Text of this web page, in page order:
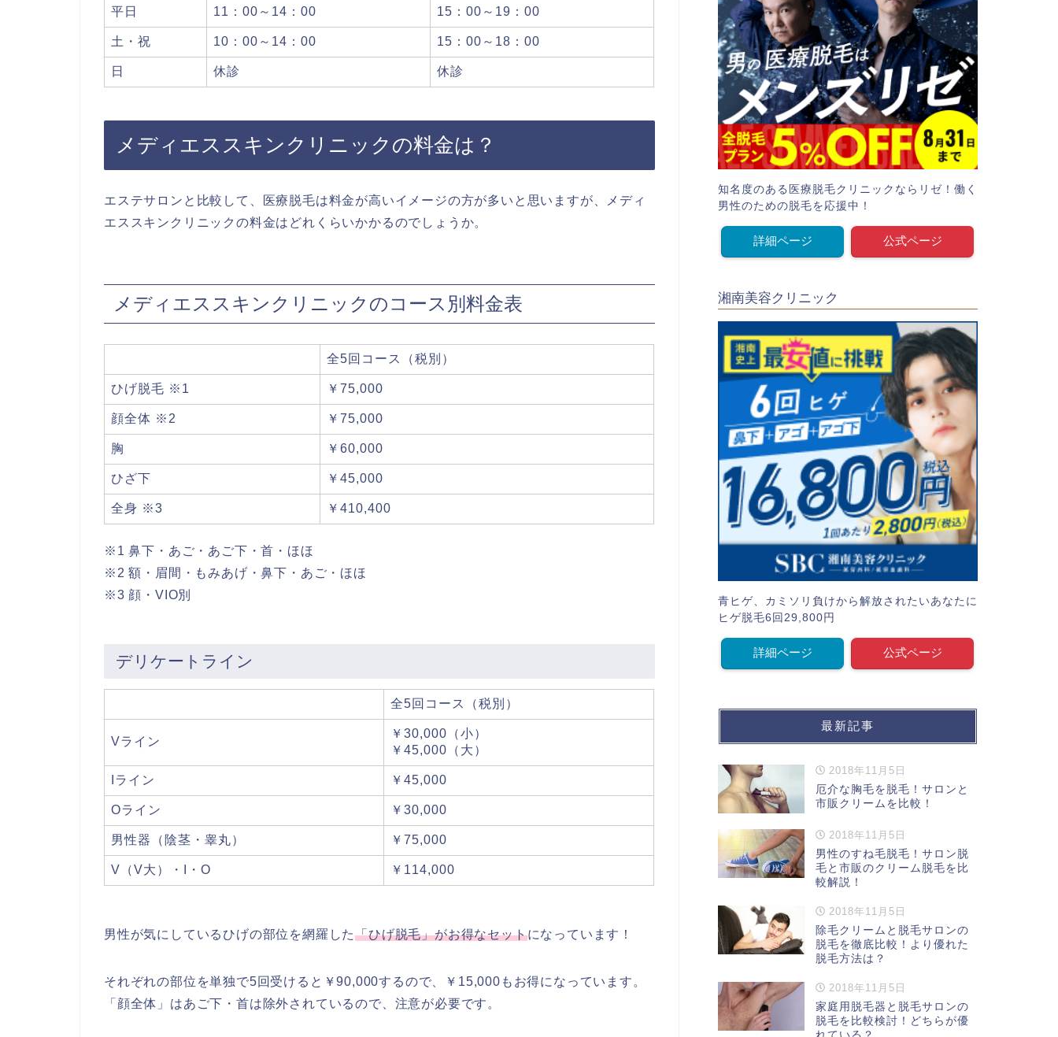
平日 11：00～14：00 15：00～19：00
土・祝 10：00～14：00 15：00～18：00
日 休診 休診
メディエススキンクリニックの料金は？
エステサロンと比較して、医療脱毛は料金が高いイメージの方が多いと思いますが、メディ
エススキンクリニックの料金はどれくらいかかるのでしょうか。
メディエススキンクリニックのコース別料金表
全5回コース（税別）
ひげ脱毛 ※1 ￥75,000
顔全体 ※2 ￥75,000
胸 ￥60,000
ひざ下 ￥45,000
全身 ※3 ￥410,400
※1 鼻下・あご・あご下・首・ほほ
※2 額・眉間・もみあげ・鼻下・あご・ほほ
※3 顔・VIO別
デリケートライン
全5回コース（税別）
Vライン
￥30,000（小）
￥45,000（大）
Iライン ￥45,000
Oライン ￥30,000
男性器（陰茎・睾丸） ￥75,000
V（V大）・I・O ￥114,000
男性が気にしているひげの部位を網羅した「ひげ脱毛」がお得なセットになっています！
それぞれの部位を単独で5回受けると￥90,000するので、￥15,000もお得になっています。
「顔全体」はあご下・首は除外されているので、注意が必要です。
知名度のある医療脱毛クリニックならリゼ！働く
男性のための脱毛を応援中！
詳細ページ 公式ページ
湘南美容クリニック
青ヒゲ、カミソリ負けから解放されたいあなたに
ヒゲ脱毛6回29,800円
詳細ページ 公式ページ
最新記事
2018年11月5日
厄介な胸毛を脱毛！サロンと
市販クリームを比較！
2018年11月5日
男性のすね毛脱毛！サロン脱
毛と市販のクリーム脱毛を比
較解説！
2018年11月5日
除毛クリームと脱毛サロンの
脱毛を徹底比較！より優れた
脱毛方法は？
2018年11月5日
家庭用脱毛器と脱毛サロンの
脱毛を比較検討！どちらが優